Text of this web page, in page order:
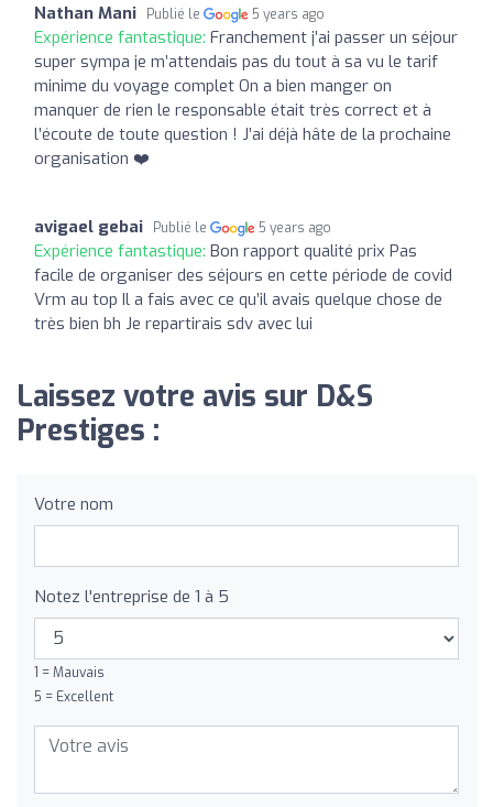
Nathan Mani Publié le 5 years ago
Expérience fantastique: Franchement j’ai passer un séjour
super sympa je m’attendais pas du tout à sa vu le tarif
minime du voyage complet On a bien manger on
manquer de rien le responsable était très correct et à
l’écoute de toute question ! J’ai déjà hâte de la prochaine
organisation ❤️
avigael gebai Publié le 5 years ago
Expérience fantastique: Bon rapport qualité prix Pas
facile de organiser des séjours en cette période de covid
Vrm au top Il a fais avec ce qu’il avais quelque chose de
très bien bh Je repartirais sdv avec lui
Laissez votre avis sur D&S
Prestiges :
Votre nom
Notez l'entreprise de 1 à 5
1 = Mauvais
5 = Excellent